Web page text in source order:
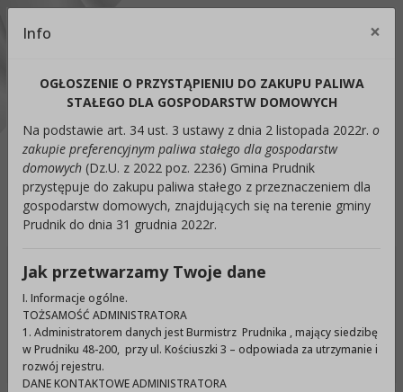
Kontrast:
Rozmiar czcionki:
A
A+ A++
Odstępy:
Zmień odstęp między literami
Zmień interlinię i margines
Reset:
Przywróć
Lektor:
Czytaj odnośniki
Czytaj tekst
Ukryj panel ułatwień dostępu
Wyszukiwarka
Info ×
OGŁOSZENIE O PRZYSTĄPIENIU DO ZAKUPU PALIWA
STAŁEGO DLA GOSPODARSTW DOMOWYCH
Na podstawie art. 34 ust. 3 ustawy z dnia 2 listopada 2022r. o
zakupie preferencyjnym paliwa stałego dla gospodarstw
domowych (Dz.U. z 2022 poz. 2236) Gmina Prudnik
przystępuje do zakupu paliwa stałego z przeznaczeniem dla
gospodarstw domowych, znajdujących się na terenie gminy
Prudnik do dnia 31 grudnia 2022r.
Jak przetwarzamy Twoje dane
I. Informacje ogólne.
TOŻSAMOŚĆ ADMINISTRATORA
1. Administratorem danych jest Burmistrz Prudnika , mający siedzibę
w Prudniku 48-200, przy ul. Kościuszki 3 – odpowiada za utrzymanie i
rozwój rejestru.
DANE KONTAKTOWE ADMINISTRATORA